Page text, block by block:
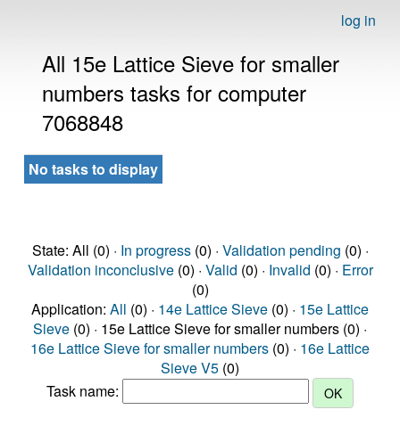
log in
All 15e Lattice Sieve for smaller
numbers tasks for computer
7068848
No tasks to display
State: All (0) · In progress(0) · Validation pending (0) ·
Validation inconclusive(0) · Valid (0) · Invalid (0) · Error
(0)
Application: All (0) · 14e Lattice Sieve (0) · 15e Lattice
Sieve (0) · 15e Lattice Sieve for smaller numbers (0) ·
16e Lattice Sieve for smaller numbers (0) · 16e Lattice
Sieve V5 (0)
Task name: